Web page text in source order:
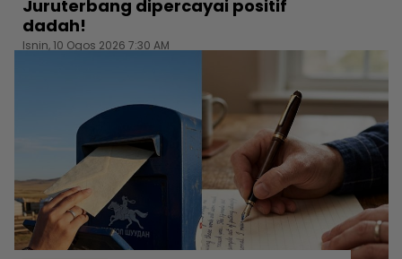
Juruterbang dipercayai positif
dadah!
Isnin, 10 Ogos 2026 7:30 AM